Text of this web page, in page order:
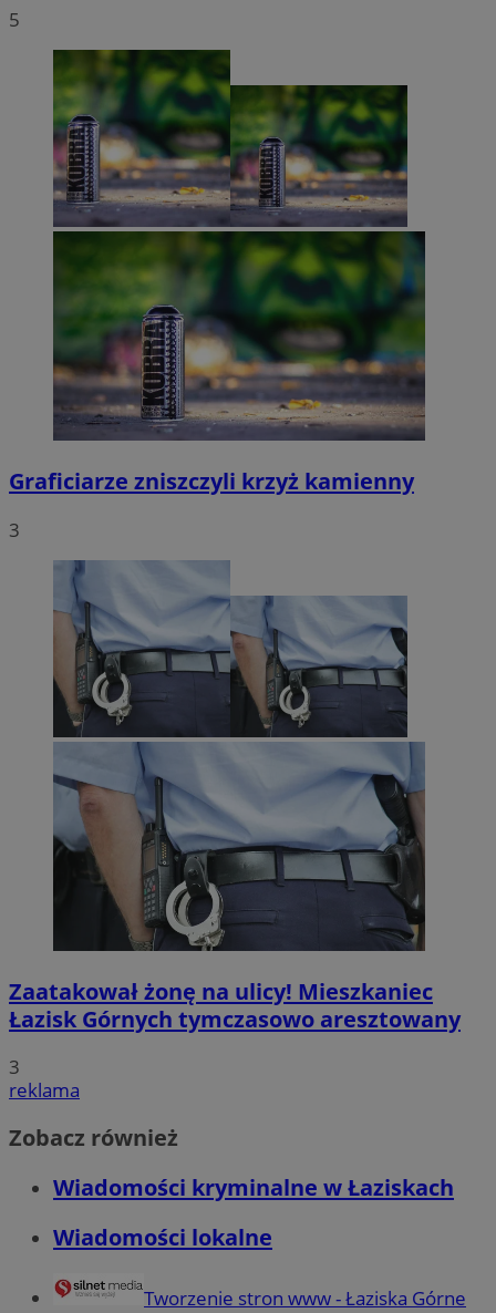
5
Graficiarze zniszczyli krzyż kamienny
3
Zaatakował żonę na ulicy! Mieszkaniec
Łazisk Górnych tymczasowo aresztowany
3
reklama
Zobacz również
Wiadomości kryminalne w Łaziskach
Wiadomości lokalne
Tworzenie stron www - Łaziska Górne